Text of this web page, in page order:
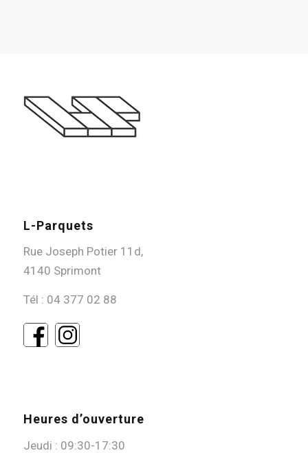
L-Parquets
Rue Joseph Potier 11d,
4140 Sprimont
Tél : 04 377 02 88
Heures d’ouverture
Jeudi : 09:30-17:30